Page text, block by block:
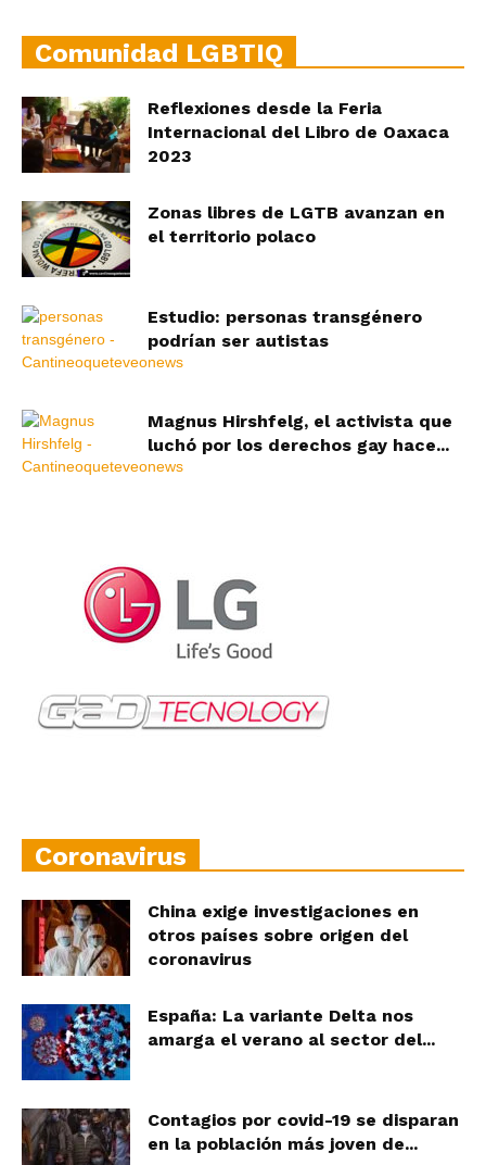
Comunidad LGBTIQ
Reflexiones desde la Feria
Internacional del Libro de Oaxaca
2023
Zonas libres de LGTB avanzan en
el territorio polaco
Estudio: personas transgénero
podrían ser autistas
Magnus Hirshfelg, el activista que
luchó por los derechos gay hace...
Coronavirus
China exige investigaciones en
otros países sobre origen del
coronavirus
España: La variante Delta nos
amarga el verano al sector del...
Contagios por covid-19 se disparan
en la población más joven de...